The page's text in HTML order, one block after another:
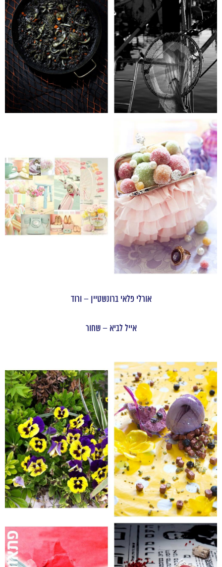
אורלי פלאי ברונשטיין – ורוד
אייל לביא – שחור